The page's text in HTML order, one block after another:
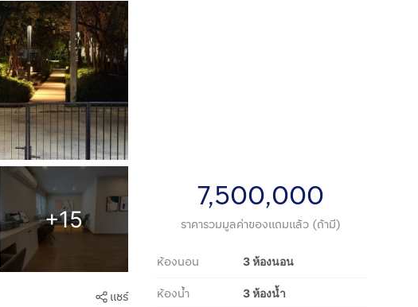
+15
แชร์
7,500,000
ราคารวมมูลค่าของแถมแล้ว (ถ้ามี)
ห้องนอน 3 ห้องนอน
ห้องน้ำ 3 ห้องน้ำ